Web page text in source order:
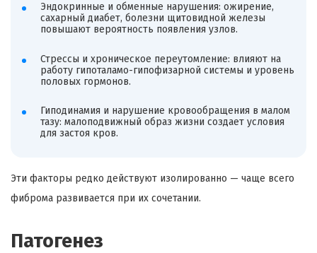
Эндокринные и обменные нарушения: ожирение,
сахарный диабет, болезни щитовидной железы
повышают вероятность появления узлов.
Стрессы и хроническое переутомление: влияют на
работу гипоталамо-гипофизарной системы и уровень
половых гормонов.
Гиподинамия и нарушение кровообращения в малом
тазу: малоподвижный образ жизни создает условия
для застоя кров.
Эти факторы редко действуют изолированно — чаще всего
фиброма развивается при их сочетании.
Патогенез